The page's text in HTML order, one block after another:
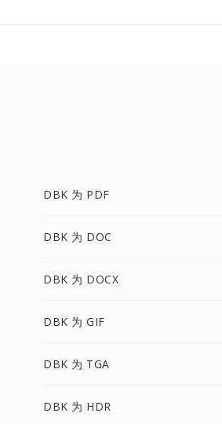
DBK 为 PDF
DBK 为 DOC
DBK 为 DOCX
DBK 为 GIF
DBK 为 TGA
DBK 为 HDR